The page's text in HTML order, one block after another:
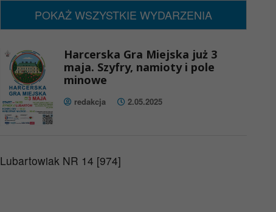
POKAŻ WSZYSTKIE WYDARZENIA
Harcerska Gra Miejska już 3
maja. Szyfry, namioty i pole
minowe
redakcja 2.05.2025
Lubartowiak NR 14 [974]